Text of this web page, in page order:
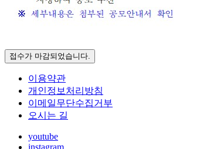
접수가 마감되었습니다.
이용약관
개인정보처리방침
이메일무단수집거부
오시는 길
youtube